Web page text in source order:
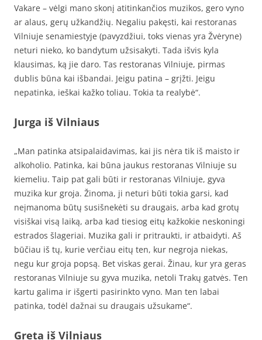
Vakare – vėlgi mano skonį atitinkančios muzikos, gero vyno
ar alaus, gerų užkandžių. Negaliu pakęsti, kai restoranas
Vilniuje senamiestyje (pavyzdžiui, toks vienas yra Žvėryne)
neturi nieko, ko bandytum užsisakyti. Tada išvis kyla
klausimas, ką jie daro. Tas restoranas Vilniuje, pirmas
dublis būna kai išbandai. Jeigu patina – grįžti. Jeigu
nepatinka, ieškai kažko toliau. Tokia ta realybė“.
Jurga iš Vilniaus
„Man patinka atsipalaidavimas, kai jis nėra tik iš maisto ir
alkoholio. Patinka, kai būna jaukus restoranas Vilniuje su
kiemeliu. Taip pat gali būti ir restoranas Vilniuje, gyva
muzika kur groja. Žinoma, ji neturi būti tokia garsi, kad
neįmanoma būtų susišnekėti su draugais, arba kad grotų
visiškai visą laiką, arba kad tiesiog eitų kažkokie neskoningi
estrados šlageriai. Muzika gali ir pritraukti, ir atbaidyti. Aš
būčiau iš tų, kurie verčiau eitų ten, kur negroja niekas,
negu kur groja popsą. Bet viskas gerai. Žinau, kur yra geras
restoranas Vilniuje su gyva muzika, netoli Trakų gatvės. Ten
kartu galima ir išgerti pasirinkto vyno. Man ten labai
patinka, todėl dažnai su draugais užsukame“.
Greta iš Vilniaus